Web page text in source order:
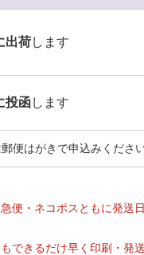
出荷します
投函します
便はがきで申込みくださ
便・ネコポスともに発送
できるだけ早く印刷・